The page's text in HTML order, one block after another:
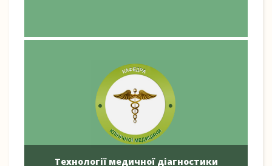
Технології медичної діагностики